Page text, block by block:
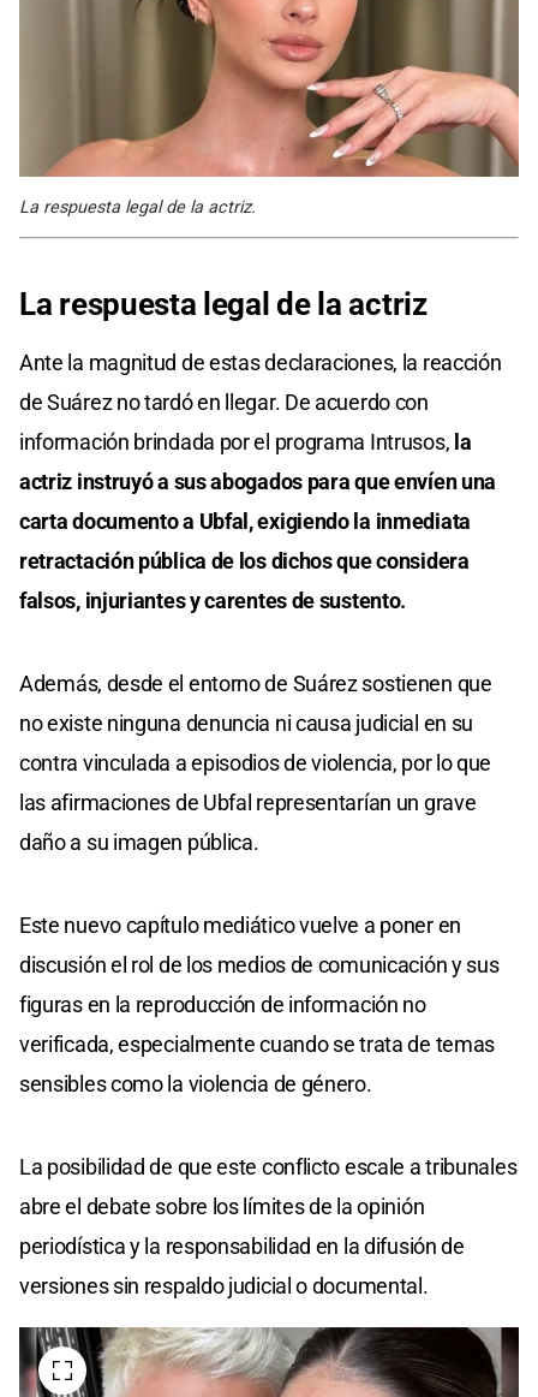
La respuesta legal de la actriz.
La respuesta legal de la actriz
Ante la magnitud de estas declaraciones, la reacción
de Suárez no tardó en llegar. De acuerdo con
información brindada por el programa Intrusos, la
actriz instruyó a sus abogados para que envíen una
carta documento a Ubfal, exigiendo la inmediata
retractación pública de los dichos que considera
falsos, injuriantes y carentes de sustento.
Además, desde el entorno de Suárez sostienen que
no existe ninguna denuncia ni causa judicial en su
contra vinculada a episodios de violencia, por lo que
las afirmaciones de Ubfal representarían un grave
daño a su imagen pública.
Este nuevo capítulo mediático vuelve a poner en
discusión el rol de los medios de comunicación y sus
figuras en la reproducción de información no
verificada, especialmente cuando se trata de temas
sensibles como la violencia de género.
La posibilidad de que este conflicto escale a tribunales
abre el debate sobre los límites de la opinión
periodística y la responsabilidad en la difusión de
versiones sin respaldo judicial o documental.